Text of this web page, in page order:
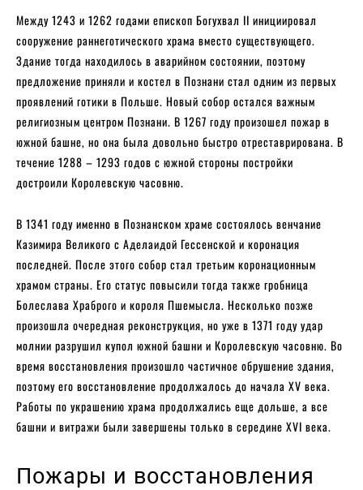
Между 1243 и 1262 годами епископ Богухвал II инициировал
сооружение раннеготического храма вместо существующего.
Здание тогда находилось в аварийном состоянии, поэтому
предложение приняли и костел в Познани стал одним из первых
проявлений готики в Польше. Новый собор остался важным
религиозным центром Познани. В 1267 году произошел пожар в
южной башне, но она была довольно быстро отреставрирована. В
течение 1288 – 1293 годов с южной стороны постройки
достроили Королевскую часовню.
В 1341 году именно в Познанском храме состоялось венчание
Казимира Великого с Аделаидой Гессенской и коронация
последней. После этого собор стал третьим коронационным
храмом страны. Его статус повысили тогда также гробница
Болеслава Храброго и короля Пшемысла. Несколько позже
произошла очередная реконструкция, но уже в 1371 году удар
молнии разрушил купол южной башни и Королевскую часовню. Во
время восстановления произошло частичное обрушение здания,
поэтому его восстановление продолжалось до начала XV века.
Работы по украшению храма продолжались еще дольше, а все
башни и витражи были завершены только в середине XVI века.
Пожары и восстановления